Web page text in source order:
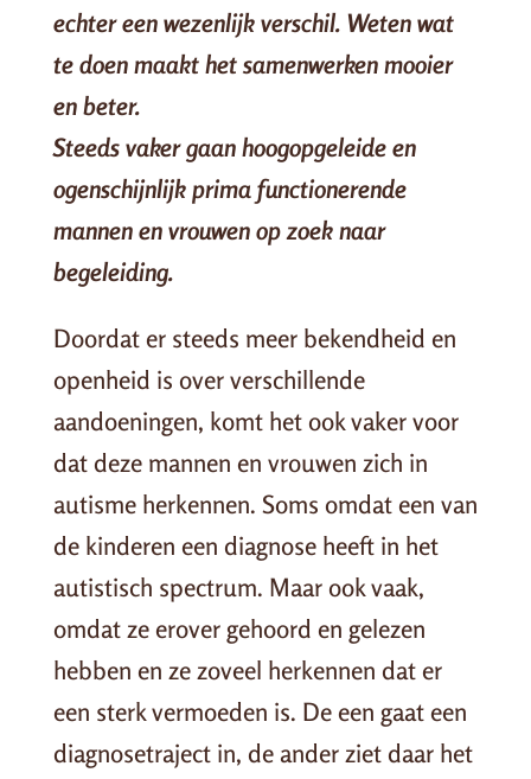
echter een wezenlijk verschil. Weten wat
te doen maakt het samenwerken mooier
en beter.
Steeds vaker gaan hoogopgeleide en
ogenschijnlijk prima functionerende
mannen en vrouwen op zoek naar
begeleiding.
Doordat er steeds meer bekendheid en
openheid is over verschillende
aandoeningen, komt het ook vaker voor
dat deze mannen en vrouwen zich in
autisme herkennen. Soms omdat een van
de kinderen een diagnose heeft in het
autistisch spectrum. Maar ook vaak,
omdat ze erover gehoord en gelezen
hebben en ze zoveel herkennen dat er
een sterk vermoeden is. De een gaat een
diagnosetraject in, de ander ziet daar het